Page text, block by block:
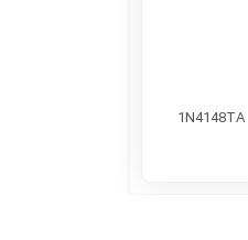
1N4148TA